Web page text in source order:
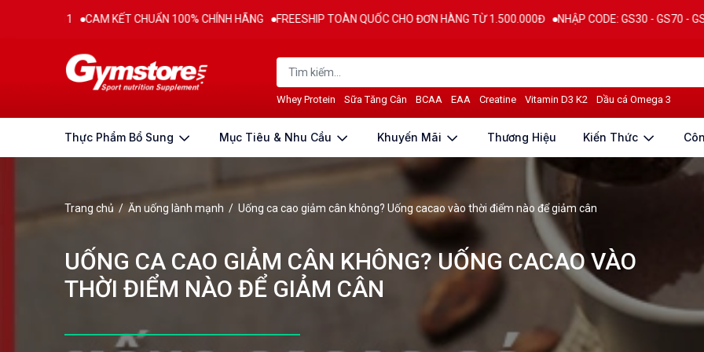
CAM KẾT CHUẨN 100% CHÍNH HÃNG FREESHIP TOÀN QUỐC CHO ĐƠN HÀNG TỪ 1.500.000Đ NHẬP CODE: GS30 - GS70 - GS100 giảm trực
Whey Protein Sữa Tăng Cân BCAA EAA Creatine Vitamin D3 K2 Dầu cá Omega 3
Thực Phẩm Bổ Sung Mục Tiêu & Nhu Cầu Khuyến Mãi Thương Hiệu Kiến Thức
Trang chủ / Ăn uống lành mạnh / Uống ca cao giảm cân không? Uống cacao vào thời điểm nào để giảm cân
UỐNG CA CAO GIẢM CÂN KHÔNG? UỐNG CACAO VÀO
THỜI ĐIỂM NÀO ĐỂ GIẢM CÂN